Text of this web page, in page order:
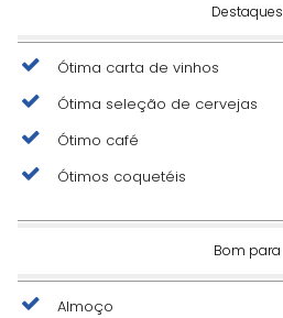
Destaques
Ótima carta de vinhos
Ótima seleção de cervejas
Ótimo café
Ótimos coquetéis
Bom para
Almoço